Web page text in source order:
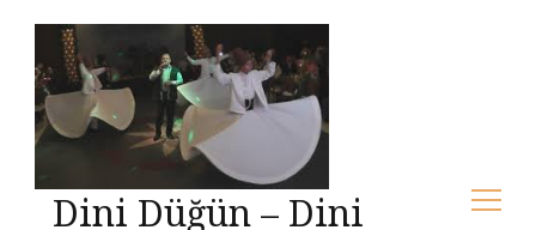
Dini Düğün – Dini